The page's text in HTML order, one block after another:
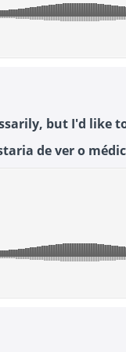
but I'd like
de ver o